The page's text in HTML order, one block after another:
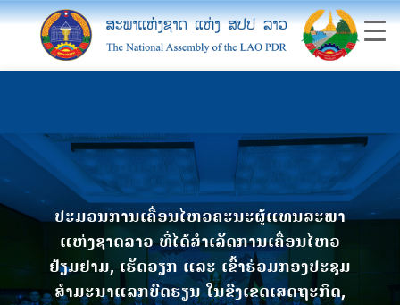
ປະມວນການເຄື່ອນໄຫວຄະນະຜູ້ແທນສະພາ
ແຫ່ງຊາດລາວ ທີ່ໄດ້ສຳເລັດການເຄື່ອນໄຫວ
ຢ້ຽມຢາມ, ເຮັດວຽກ ແລະ ເຂົ້າຮ່ວມກອງປະຊຸມ
ສຳມະນາແລກບົດຮຽນ ໃນຂົງເຂດເສດຖະກິດ,